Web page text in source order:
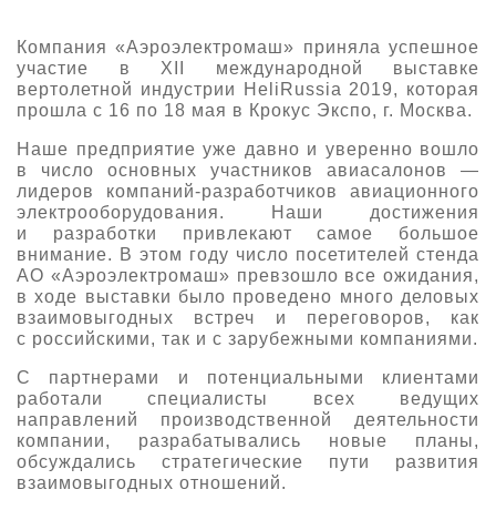
477-
33-81
О выставке
Партнеры выставки
Крокус Экспо
Даты будущих выставок
Документы
Для участников
Заявка на участие
Заочное участие
Прилет на выставку
Основные требования МВЦ «Крокус Экспо»
Для посетителей
Место проведения HeliRussia
Схема проезда
Правила доступа и пребывания Крокус Экспо
Для СМИ
Аккредитация прессы
Условия инфопартнёрства
Положение об аккредитации
Публикации о выставке
Архив
Компания «Аэроэлектромаш» приняла успешное
участие в XII международной выставке
вертолетной индустрии HeliRussia 2019, которая
прошла с 16 по 18 мая в Крокус Экспо, г. Москва.
Наше предприятие уже давно и уверенно вошло
в число основных участников авиасалонов —
лидеров компаний-разработчиков авиационного
электрооборудования. Наши достижения
и разработки привлекают самое большое
внимание. В этом году число посетителей стенда
АО «Аэроэлектромаш» превзошло все ожидания,
в ходе выставки было проведено много деловых
взаимовыгодных встреч и переговоров, как
с российскими, так и с зарубежными компаниями.
С партнерами и потенциальными клиентами
работали специалисты всех ведущих
направлений производственной деятельности
компании, разрабатывались новые планы,
обсуждались стратегические пути развития
взаимовыгодных отношений.